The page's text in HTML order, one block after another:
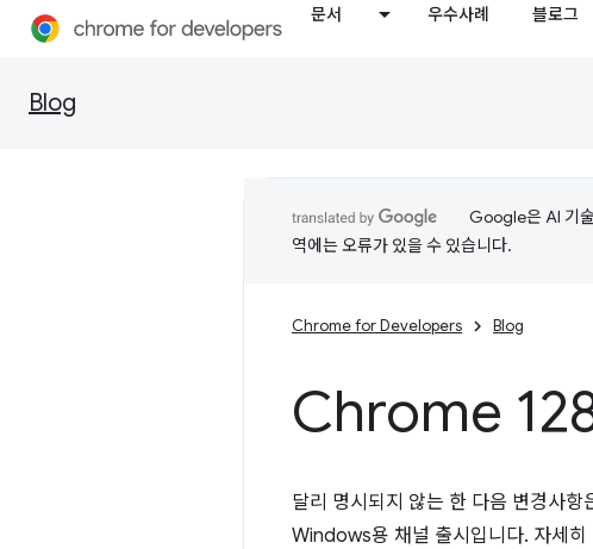
문서 우수사례 블로그
Blog
Google은 AI 기
역에는 오류가 있을 수 있습니다.
Chrome for Developers Blog
Chrome
달리 명시되지 않는 한 다음 변경사
Windows용 채널 출시입니다. 자세